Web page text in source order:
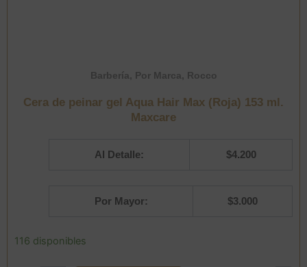
Barbería, Por Marca, Rocco
Cera de peinar gel Aqua Hair Max (Roja) 153 ml.
Maxcare
Al Detalle: $4.200
Por Mayor: $3.000
116 disponibles
Cera